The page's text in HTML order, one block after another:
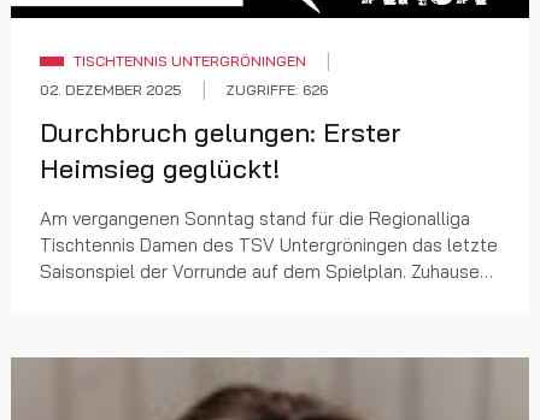
TISCHTENNIS UNTERGRÖNINGEN
02. DEZEMBER 2025
ZUGRIFFE: 626
Durchbruch gelungen: Erster
Heimsieg geglückt!
Am vergangenen Sonntag stand für die Regionalliga
Tischtennis Damen des TSV Untergröningen das letzte
Saisonspiel der Vorrunde auf dem Spielplan. Zuhause